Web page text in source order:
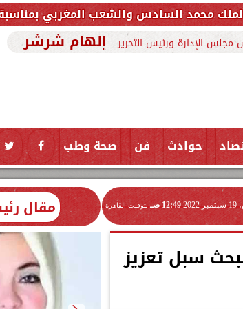
والشعب المغربي بمناسبة عيد العرش
مجلس الإدارة ورئيس التحرير إلهام شرشر
حوادث فن صحة وطب
2022 12:49 صـ بتوقيت القاهرة
سبل تعزيز
مقال